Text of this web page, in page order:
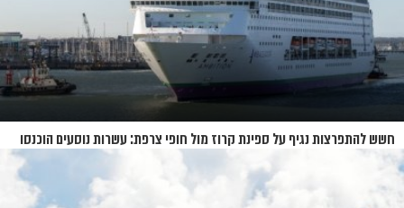
חשש להתפרצות נגיף על ספינת קרוז מול חופי צרפת: עשרות נוסעים הוכנסו
לבידוד